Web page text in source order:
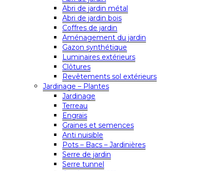
Abri de jardin métal
Abri de jardin bois
Coffres de jardin
Aménagement du jardin
Gazon synthétique
Luminaires extérieurs
Clôtures
Revêtements sol extérieurs
Jardinage – Plantes
Jardinage
Terreau
Engrais
Graines et semences
Anti nuisible
Pots – Bacs – Jardinières
Serre de jardin
Serre tunnel